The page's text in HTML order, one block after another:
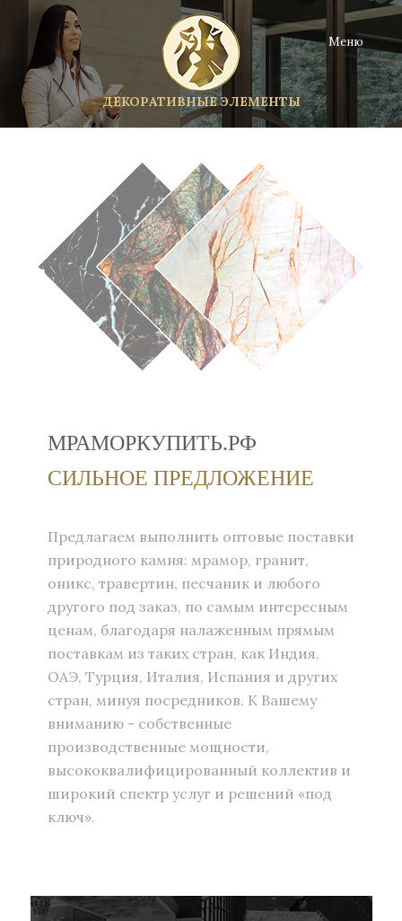
Меню
ДЕКОРАТИВНЫЕ ЭЛЕМЕНТЫ
МРАМОРКУПИТЬ.РФ
СИЛЬНОЕ ПРЕДЛОЖЕНИЕ
Предлагаем выполнить оптовые поставки
природного камня: мрамор, гранит,
оникс, травертин, песчаник и любого
другого под заказ, по самым интересным
ценам, благодаря налаженным прямым
поставкам из таких стран, как Индия,
ОАЭ, Турция, Италия, Испания и других
стран, минуя посредников. К Вашему
вниманию - собственные
производственные мощности,
высококвалифицированный коллектив и
широкий спектр услуг и решений «под
ключ».